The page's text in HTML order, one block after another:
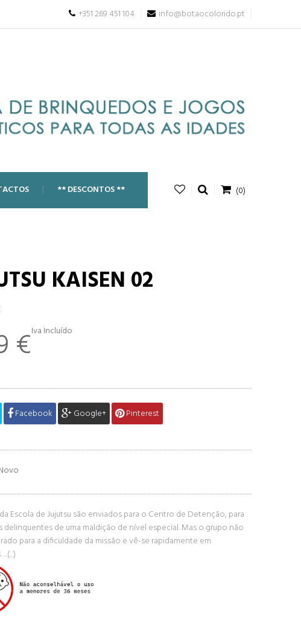
+351 269 451 104 info@botaocolorido.pt
** DESCONTOS ** (0)
KAISEN 02
€Iva Incluído
Facebook Google+ Pinterest
Escola de Jujutsu são enviados para o Centro de Detenção, para
delinquentes de uma maldição de nível especial. Mas o grupo não
para a dificuldade da missão e vê-se rapidamente em